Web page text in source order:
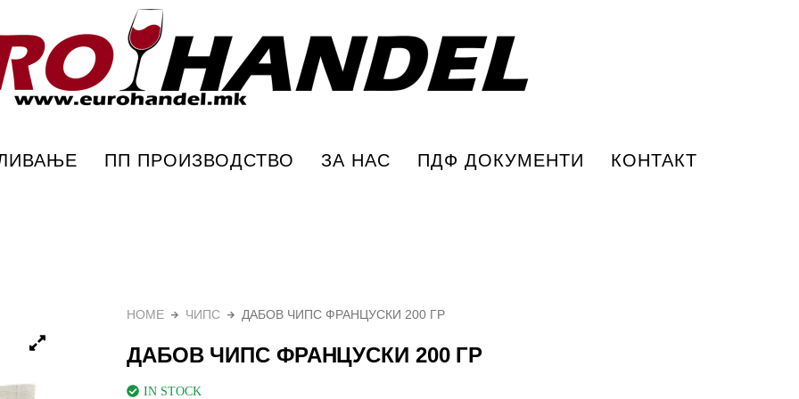
гр – Еурохандел
ПП ПРОИЗВОДСТВО ЗА НАС ПДФ ДОКУМЕНТИ КОНТАКТ
HOME ЧИПС ДАБОВ ЧИПС ФРАНЦУСКИ 200 ГР
ДАБОВ ЧИПС ФРАНЦУСКИ 200 ГР
IN STOCK